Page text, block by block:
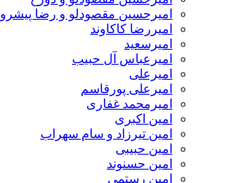
امیرحسین مقصودلو و رضا پیشرو
امیررضا کاکاوند
امیرسعید
امیرعباس آل حبیب
امیرعلی
امیرعلی پورقاسم
امیرمحمد غفاری
امین اکبری
امین تیرزاد و سام سهراب
امین حبیبی
امین حسنوند
امین رستمی